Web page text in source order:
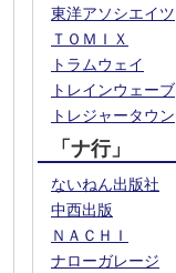
東洋アソシエイツ
ＴＯＭＩＸ
トラムウェイ
トレインウェーブ
トレジャータウン
「ナ行」
ないねん出版社
中西出版
ＮＡＣＨＩ
ナローガレージ